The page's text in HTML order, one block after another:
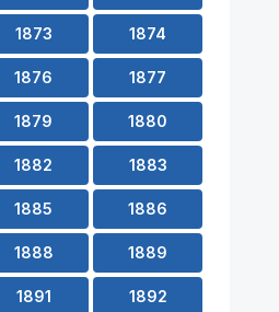
1873 1874
1876 1877
1879 1880
1882 1883
1885 1886
1888 1889
1891 1892